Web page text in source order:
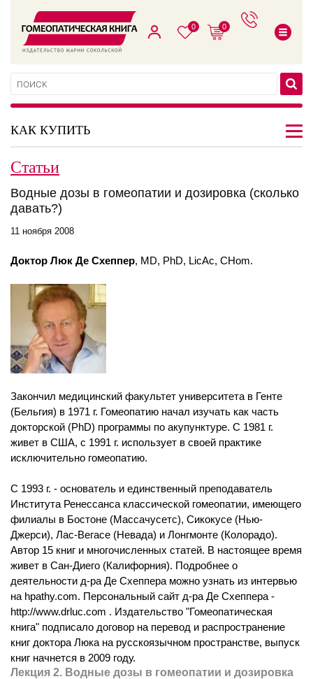
0 0
КАК КУПИТЬ
Статьи
Водные дозы в гомеопатии и дозировка (сколько
давать?)
11 ноября 2008
Доктор Люк Де Схеппер, MD, PhD, LicAc, CHom.
Закончил медицинский факультет университета в Генте
(Бельгия) в 1971 г. Гомеопатию начал изучать как часть
докторской (PhD) программы по акупунктуре. С 1981 г.
живет в США, с 1991 г. использует в своей практике
исключительно гомеопатию.
С 1993 г. - основатель и единственный преподаватель
Института Ренессанса классической гомеопатии, имеющего
филиалы в Бостоне (Массачусетс), Сикокусе (Нью-
Джерси), Лас-Вегасе (Невада) и Лонгмонте (Колорадо).
Автор 15 книг и многочисленных статей. В настоящее время
живет в Сан-Диего (Калифорния). Подробнее о
деятельности д-ра Де Схеппера можно узнать из интервью
на hpathy.com. Персональный сайт д-ра Де Схеппера -
http://www.drluc.com . Издательство "Гомеопатическая
книга" подписало договор на перевод и распространение
книг доктора Люка на русскоязычном пространстве, выпуск
книг начнется в 2009 году.
Лекция 2. Водные дозы в гомеопатии и дозировка